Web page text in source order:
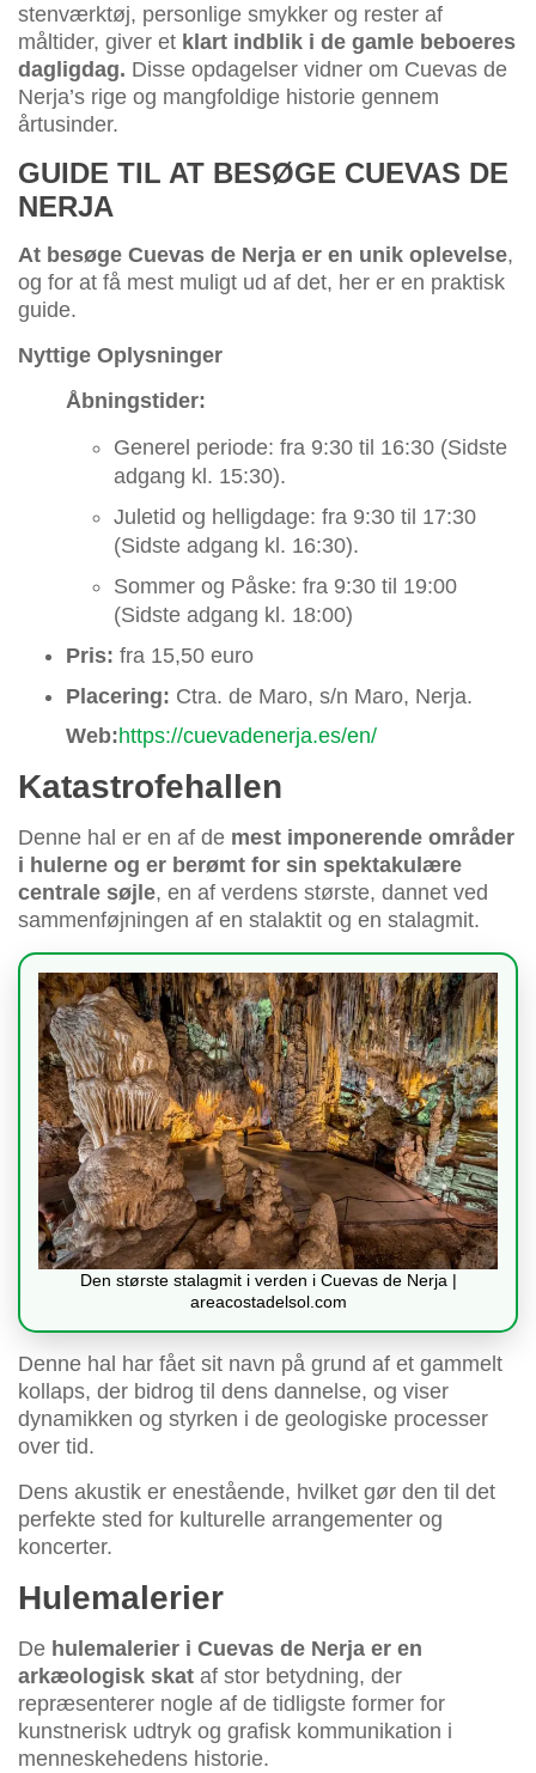
stenværktøj, personlige smykker og rester af
måltider, giver et klart indblik i de gamle beboeres
dagligdag. Disse opdagelser vidner om Cuevas de
Nerja’s rige og mangfoldige historie gennem
årtusinder.
GUIDE TIL AT BESØGE CUEVAS DE
NERJA
At besøge Cuevas de Nerja er en unik oplevelse,
og for at få mest muligt ud af det, her er en praktisk
guide.
Nyttige Oplysninger
Åbningstider:
Generel periode: fra 9:30 til 16:30 (Sidste
adgang kl. 15:30).
Juletid og helligdage: fra 9:30 til 17:30
(Sidste adgang kl. 16:30).
Sommer og Påske: fra 9:30 til 19:00
(Sidste adgang kl. 18:00)
Pris: fra 15,50 euro
Placering: Ctra. de Maro, s/n Maro, Nerja.
Web:https://cuevadenerja.es/en/
Katastrofehallen
Denne hal er en af de mest imponerende områder
i hulerne og er berømt for sin spektakulære
centrale søjle, en af verdens største, dannet ved
sammenføjningen af en stalaktit og en stalagmit.
Den største stalagmit i verden i Cuevas de Nerja |
areacostadelsol.com
Denne hal har fået sit navn på grund af et gammelt
kollaps, der bidrog til dens dannelse, og viser
dynamikken og styrken i de geologiske processer
over tid.
Dens akustik er enestående, hvilket gør den til det
perfekte sted for kulturelle arrangementer og
koncerter.
Hulemalerier
De hulemalerier i Cuevas de Nerja er en
arkæologisk skat af stor betydning, der
repræsenterer nogle af de tidligste former for
kunstnerisk udtryk og grafisk kommunikation i
menneskehedens historie.